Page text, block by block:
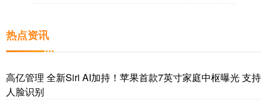
热点资讯
高亿管理 全新Siri AI加持！苹果首款7英寸家庭中枢曝光 支持
人脸识别